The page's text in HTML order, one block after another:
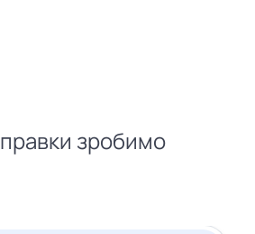
правки зробимо